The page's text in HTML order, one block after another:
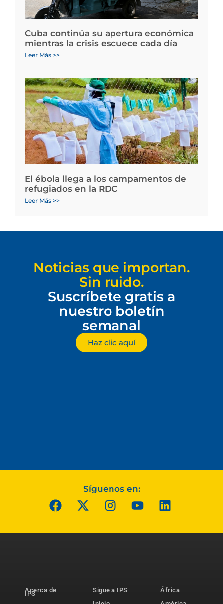
Cuba continúa su apertura económica
mientras la crisis escuece cada día
Leer Más >>
El ébola llega a los campamentos de
refugiados en la RDC
Leer Más >>
Noticias que importan.
Sin ruido.
Suscríbete gratis a
nuestro boletín
semanal
Haz clic aquí
Síguenos en:
Acerca de
IPS
Sigue a IPS
África